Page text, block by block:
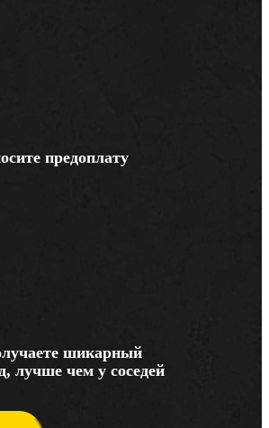
предоплату
шикарный
лучше чем у соседей